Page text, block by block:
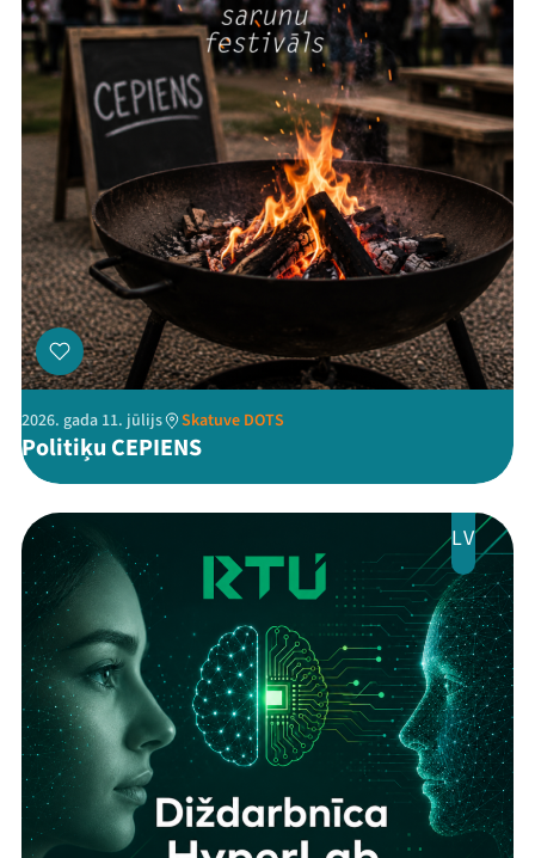
ThreadsFacebookYoutube
X Instagram
Flick TikTok
2026. gada 11. jūlijs Skatuve DOTS
Politiķu CEPIENS
LV